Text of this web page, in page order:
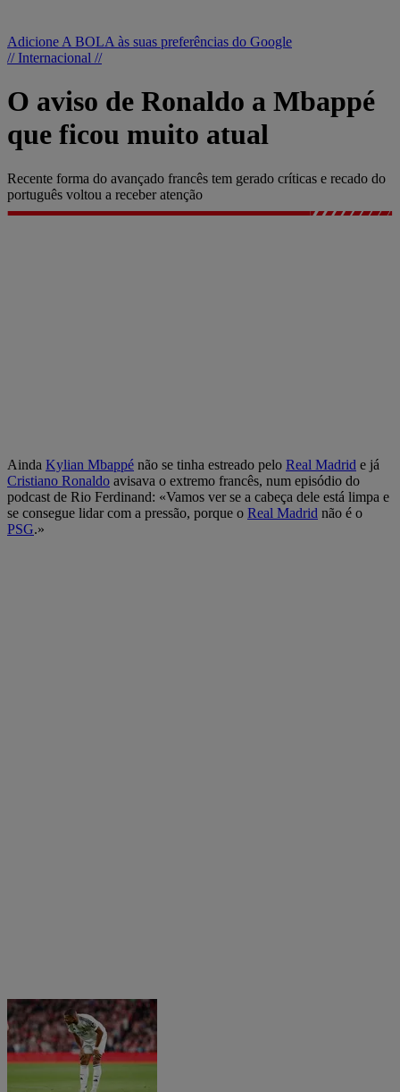
Adicione A BOLA às suas preferências do Google
// Internacional //
O aviso de Ronaldo a Mbappé
que ficou muito atual
Recente forma do avançado francês tem gerado críticas e recado do
português voltou a receber atenção
Ainda Kylian Mbappé não se tinha estreado pelo Real Madrid e já
Cristiano Ronaldo avisava o extremo francês, num episódio do
podcast de Rio Ferdinand: «Vamos ver se a cabeça dele está limpa e
se consegue lidar com a pressão, porque o Real Madrid não é o
PSG.»